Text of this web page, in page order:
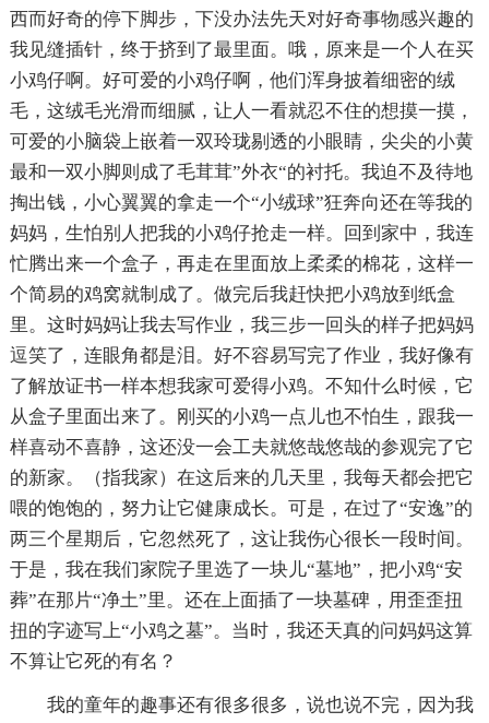
西而好奇的停下脚步，下没办法先天对好奇事物感兴趣的
我见缝插针，终于挤到了最里面。哦，原来是一个人在买
小鸡仔啊。好可爱的小鸡仔啊，他们浑身披着细密的绒
毛，这绒毛光滑而细腻，让人一看就忍不住的想摸一摸，
可爱的小脑袋上嵌着一双玲珑剔透的小眼睛，尖尖的小黄
最和一双小脚则成了毛茸茸”外衣“的衬托。我迫不及待地
掏出钱，小心翼翼的拿走一个“小绒球”狂奔向还在等我的
妈妈，生怕别人把我的小鸡仔抢走一样。回到家中，我连
忙腾出来一个盒子，再走在里面放上柔柔的棉花，这样一
个简易的鸡窝就制成了。做完后我赶快把小鸡放到纸盒
里。这时妈妈让我去写作业，我三步一回头的样子把妈妈
逗笑了，连眼角都是泪。好不容易写完了作业，我好像有
了解放证书一样本想我家可爱得小鸡。不知什么时候，它
从盒子里面出来了。刚买的小鸡一点儿也不怕生，跟我一
样喜动不喜静，这还没一会工夫就悠哉悠哉的参观完了它
的新家。（指我家）在这后来的几天里，我每天都会把它
喂的饱饱的，努力让它健康成长。可是，在过了“安逸”的
两三个星期后，它忽然死了，这让我伤心很长一段时间。
于是，我在我们家院子里选了一块儿“墓地”，把小鸡“安
葬”在那片“净土”里。还在上面插了一块墓碑，用歪歪扭
扭的字迹写上“小鸡之墓”。当时，我还天真的问妈妈这算
不算让它死的有名？
我的童年的趣事还有很多很多，说也说不完，因为我